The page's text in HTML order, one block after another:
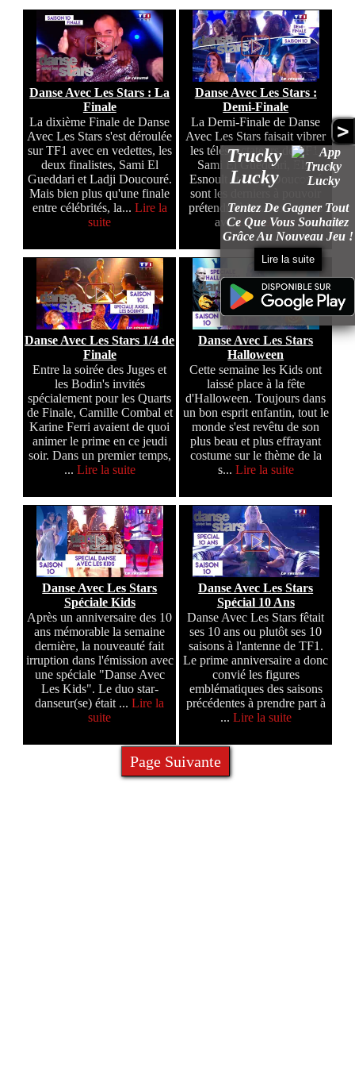
>
Trucky
Lucky
Tentez De Gagner Tout
Ce Que Vous Souhaitez
Grâce Au Nouveau Jeu !
Lire la suite
Danse Avec Les Stars : La
Finale
La dixième Finale de Danse
Avec Les Stars s'est déroulée
sur TF1 avec en vedettes, les
deux finalistes, Sami El
Gueddari et Ladji Doucouré.
Mais bien plus qu'une finale
entre célébrités, la... Lire la
suite
Danse Avec Les Stars :
Demi-Finale
La Demi-Finale de Danse
Avec Les Stars faisait vibrer
les téléspectateurs de TF1.
Sami El Gueddari, Elsa
Esnoult et Ladji Doucouré
sont les derniers à pouvoir
prétendre à la victoire mais
av...Lire la suite
Danse Avec Les Stars 1/4 de
Finale
Entre la soirée des Juges et
les Bodin's invités
spécialement pour les Quarts
de Finale, Camille Combal et
Karine Ferri avaient de quoi
animer le prime en ce jeudi
soir. Dans un premier temps,
... Lire la suite
Danse Avec Les Stars
Halloween
Cette semaine les Kids ont
laissé place à la fête
d'Halloween. Toujours dans
un bon esprit enfantin, tout le
monde s'est revêtu de son
plus beau et plus effrayant
costume sur le thème de la
s... Lire la suite
Danse Avec Les Stars
Spéciale Kids
Après un anniversaire des 10
ans mémorable la semaine
dernière, la nouveauté fait
irruption dans l'émission avec
une spéciale "Danse Avec
Les Kids". Le duo star-
danseur(se) était ...Lire la
suite
Danse Avec Les Stars
Spécial 10 Ans
Danse Avec Les Stars fêtait
ses 10 ans ou plutôt ses 10
saisons à l'antenne de TF1.
Le prime anniversaire a donc
convié les figures
emblématiques des saisons
précédentes à prendre part à
... Lire la suite
Page Suivante